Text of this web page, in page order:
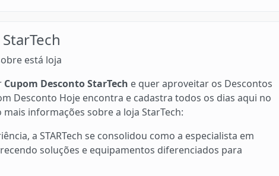
está loja
Cupom Desconto StarTech e quer aproveitar os Descontos
Desconto Hoje encontra e cadastra todos os dias aqui no
informações sobre a loja StarTech:
a STARTech se consolidou como a especialista em
soluções e equipamentos diferenciados para